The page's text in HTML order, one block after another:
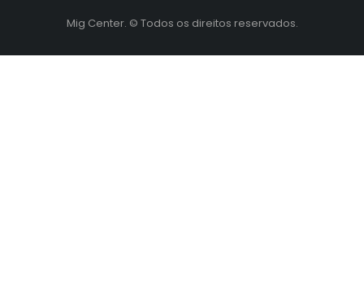
Mig Center. © Todos os direitos reservados.